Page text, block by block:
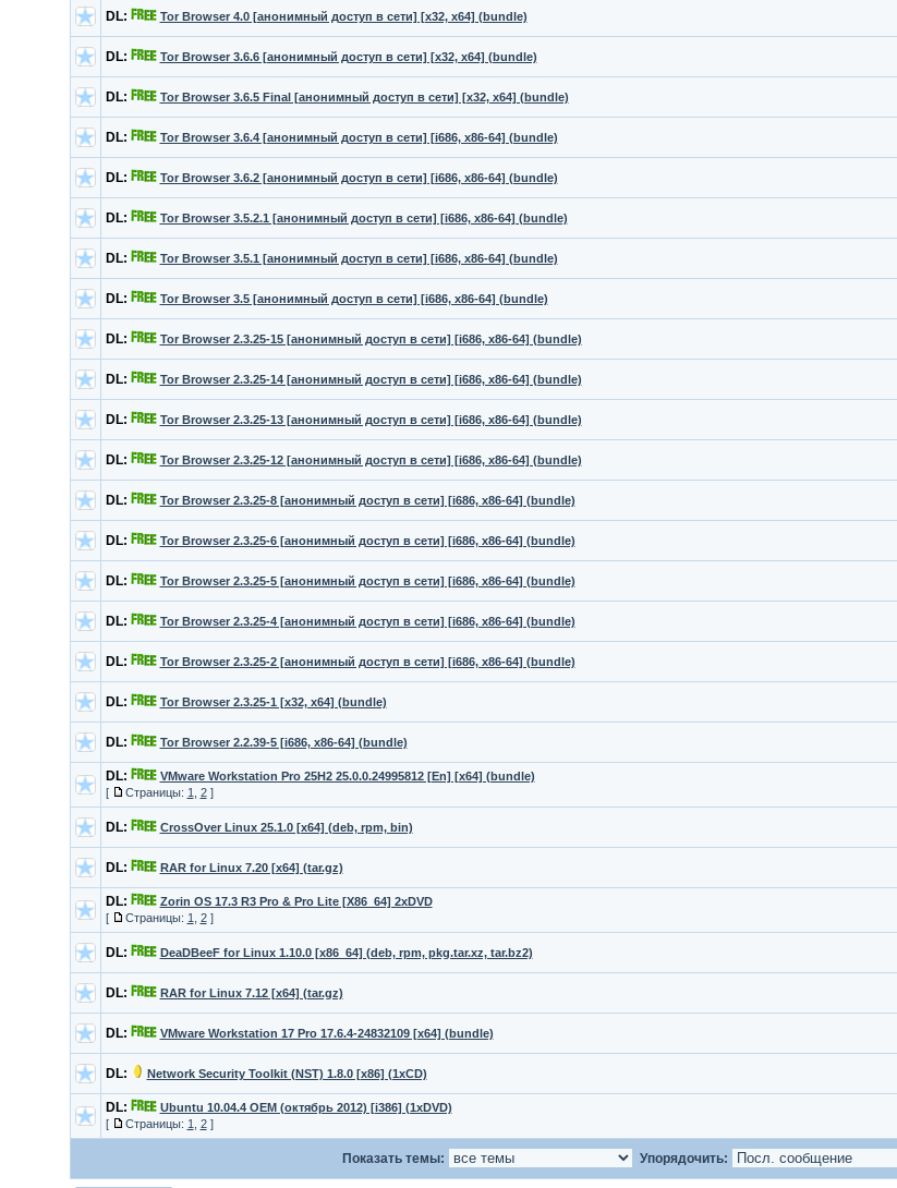
DL: Tor Browser 4.0 [анонимный доступ в сети] [x32, x64] (bundle)
DL: Tor Browser 3.6.6 [анонимный доступ в сети] [x32, x64] (bundle)
DL: Tor Browser 3.6.5 Final [анонимный доступ в сети] [x32, x64] (bundle)
DL: Tor Browser 3.6.4 [анонимный доступ в сети] [i686, x86-64] (bundle)
DL: Tor Browser 3.6.2 [анонимный доступ в сети] [i686, x86-64] (bundle)
DL: Tor Browser 3.5.2.1 [анонимный доступ в сети] [i686, x86-64] (bundle)
DL: Tor Browser 3.5.1 [анонимный доступ в сети] [i686, x86-64] (bundle)
DL: Tor Browser 3.5 [анонимный доступ в сети] [i686, x86-64] (bundle)
DL: Tor Browser 2.3.25-15 [анонимный доступ в сети] [i686, x86-64] (bundle)
DL: Tor Browser 2.3.25-14 [анонимный доступ в сети] [i686, x86-64] (bundle)
DL: Tor Browser 2.3.25-13 [анонимный доступ в сети] [i686, x86-64] (bundle)
DL: Tor Browser 2.3.25-12 [анонимный доступ в сети] [i686, x86-64] (bundle)
DL: Tor Browser 2.3.25-8 [анонимный доступ в сети] [i686, x86-64] (bundle)
DL: Tor Browser 2.3.25-6 [анонимный доступ в сети] [i686, x86-64] (bundle)
DL: Tor Browser 2.3.25-5 [анонимный доступ в сети] [i686, x86-64] (bundle)
DL: Tor Browser 2.3.25-4 [анонимный доступ в сети] [i686, x86-64] (bundle)
DL: Tor Browser 2.3.25-2 [анонимный доступ в сети] [i686, x86-64] (bundle)
DL: Tor Browser 2.3.25-1 [x32, x64] (bundle)
DL: Tor Browser 2.2.39-5 [i686, x86-64] (bundle)
DL:
VMware Workstation Pro 25H2 25.0.0.24995812 [En] [x64] (bundle)
[
Страницы: 1 2]
DL: CrossOver Linux 25.1.0 [x64] (deb, rpm, bin)
DL: RAR for Linux 7.20 [x64] (tar.gz)
DL:
Zorin OS 17.3 R3 Pro & Pro Lite [X86_64] 2xDVD
[
Страницы: 1 2]
DL: DeaDBeeF for Linux 1.10.0 [x86_64] (deb, rpm, pkg.tar.xz, tar.bz2)
DL: RAR for Linux 7.12 [x64] (tar.gz)
DL: VMware Workstation 17 Pro 17.6.4-24832109 [x64] (bundle)
DL: Network Security Toolkit (NST) 1.8.0 [x86] (1xCD)
DL:
Ubuntu 10.04.4 OEM (октябрь 2012) [i386] (1xDVD)
[
Страницы: 1 2]
Показать темы: Упорядочить: